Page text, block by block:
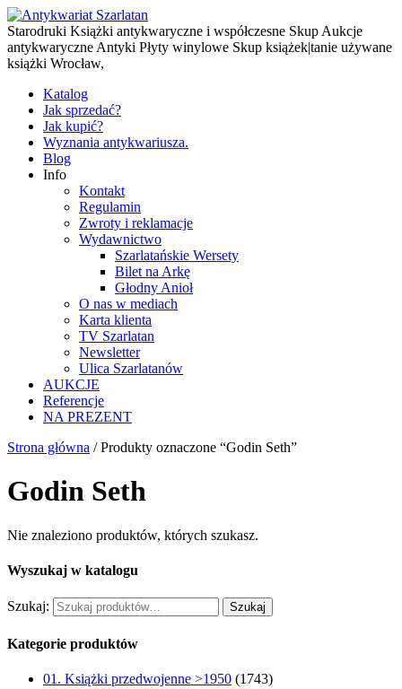
Starodruki Książki antykwaryczne i współczesne Skup Aukcje
antykwaryczne Antyki Płyty winylowe Skup książek|tanie używane
książki Wrocław,
Katalog
Jak sprzedać?
Jak kupić?
Wyznania antykwariusza.
Blog
Info
Kontakt
Regulamin
Zwroty i reklamacje
Wydawnictwo
Szarlatańskie Wersety
Bilet na Arkę
Głodny Anioł
O nas w mediach
Karta klienta
TV Szarlatan
Newsletter
Ulica Szarlatanów
AUKCJE
Referencje
NA PREZENT
Strona główna / Produkty oznaczone “Godin Seth”
Godin Seth
Nie znaleziono produktów, których szukasz.
Wyszukaj w katalogu
Szukaj: Szukaj
Kategorie produktów
01. Książki przedwojenne >1950 (1743)